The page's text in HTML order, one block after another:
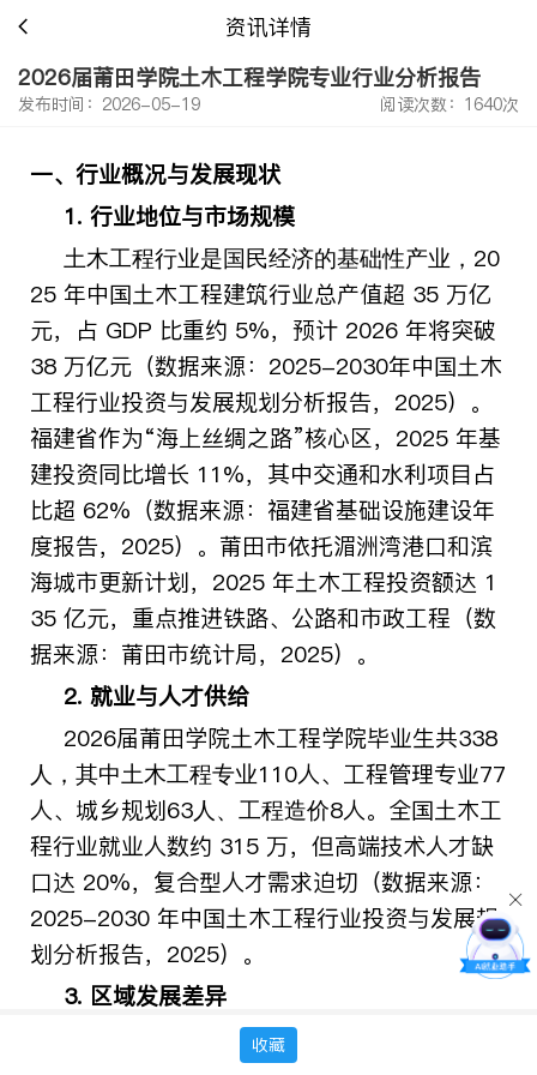
资讯详情
2026届莆田学院土木工程学院专业行业分析报告
发布时间：2026-05-19 阅读次数：1640次
一、行业概况与发展现状
1. 行业地位与市场规模
土木工程行业是国民经济的基础性产业， 20
25 年中国土木工程建筑行业总产值超 35 万亿
元，占 GDP 比重约 5%，预计 2026 年将突破
38 万亿元（数据来源：2025-2030年中国土木
工程行业投资与发展规划分析报告，2025）。
福建省作为“海上丝绸之路”核心区，2025 年基
建投资同比增长 11%，其中交通和水利项目占
比超 62%（数据来源：福建省基础设施建设年
度报告，2025）。莆田市依托湄洲湾港口和滨
海城市更新计划，2025 年土木工程投资额达 1
35 亿元，重点推进铁路、公路和市政工程（数
据来源：莆田市统计局，2025）。
2. 就业与人才供给
2026届莆田学院土木工程学院毕业生共338
人，其中土木工程专业1 10人、工程管理专业77
人、城乡规划63人、工程造价8人。全国土木工
程行业就业人数约 315 万，但高端技术人才缺
口达 20%，复合型人才需求迫切（数据来源：
2025-2030 年中国土木工程行业投资与发展规
划分析报告，2025）。
3. 区域发展差异
东部沿海地区仍是就业主阵地，但中西部和
收藏